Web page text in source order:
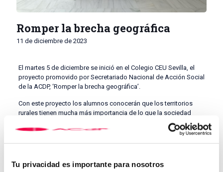
Tu privacidad es importante para nosotros
Romper la brecha geográfica
11 de diciembre de 2023
El martes 5 de diciembre se inició en el Colegio CEU Sevilla, el
proyecto promovido por Secretariado Nacional de Acción Social
de la ACDP, ‘Romper la brecha geográfica’.
Con este proyecto los alumnos conocerán que los territorios
rurales tienen mucha más importancia de lo que la sociedad
actual les otorga, oportunidades laborales, diversificación
económica, abastecimiento a la sociedad en general, servicios